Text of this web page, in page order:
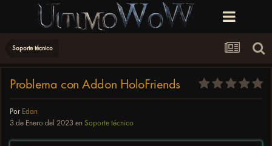
Soporte técnico
Problema con Addon HoloFriends
Por Edan
3 de Enero del 2023 en Soporte técnico